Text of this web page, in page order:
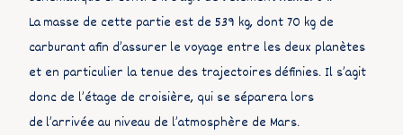
La masse de cette partie est de 539 kg, dont 70 kg de
carburant afin d’assurer le voyage entre les deux planètes
et en particulier la tenue des trajectoires définies. Il s’agit
donc de l’étage de croisière, qui se séparera lors
de l’arrivée au niveau de l’atmosphère de Mars.